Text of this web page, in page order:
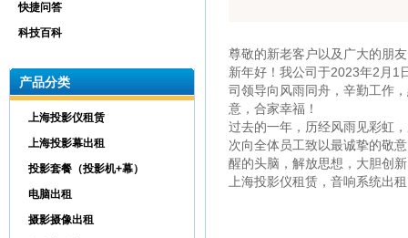
尊敬的新老客户以及广大的朋
新年好！我公司于2023年2月1
司领导向风雨同舟，辛勤工作
意，合家幸福！
过去的一年，历经风雨见彩虹
次向全体员工致以最诚挚的敬
醒的头脑，解放思想，大胆创
上海投影仪租赁，音响系统出
快捷问答
科技百科
产品分类
上海投影仪租赁
上海投影幕出租
投影套餐（投影机+幕）
电脑出租
摄影摄像出租